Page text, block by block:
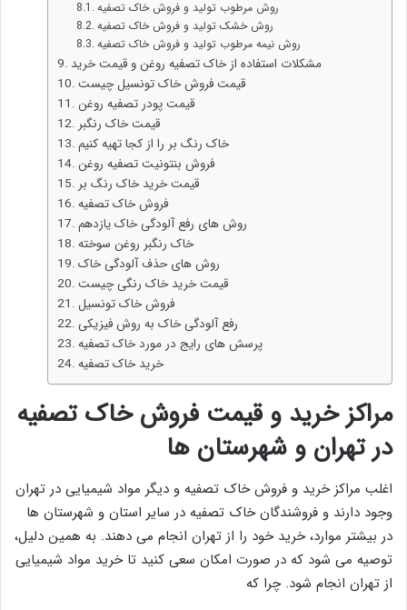
روش مرطوب تولید و فروش خاک تصفیه
روش خشک تولید و فروش خاک تصفیه
روش نیمه مرطوب تولید و فروش خاک تصفیه
مشکلات استفاده از خاک تصفیه روغن و قیمت خرید
قیمت فروش خاک تونسیل چیست
قیمت پودر تصفیه روغن
قیمت خاک رنگبر
خاک رنگ بر را از کجا تهیه کنیم
فروش بنتونیت تصفیه روغن
قیمت خرید خاک رنگ بر
فروش خاک تصفیه
روش های رفع آلودگی خاک یازدهم
خاک رنگبر روغن سوخته
روش های حذف آلودگی خاک
قیمت خرید خاک رنگی چیست
فروش خاک تونسیل
رفع آلودگی خاک به روش فیزیکی
پرسش های رایج در مورد خاک تصفیه
خرید خاک تصفیه
مراکز خرید و قیمت فروش خاک تصفیه
در تهران و شهرستان‌ ها
اغلب مراکز خرید و فروش خاک تصفیه و دیگر مواد شیمیایی در تهران
وجود دارند و فروشندگان خاک تصفیه در سایر استان و شهرستان ها
در بیشتر موارد، خرید خود را از تهران انجام می دهند. به همین دلیل،
توصیه می شود که در صورت امکان سعی کنید تا خرید مواد شیمیایی
از تهران انجام شود. چرا که